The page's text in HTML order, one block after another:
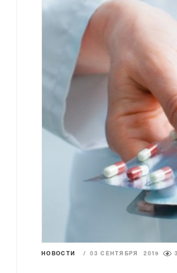
НОВОСТИ / 03 СЕНТЯБРЯ 2019